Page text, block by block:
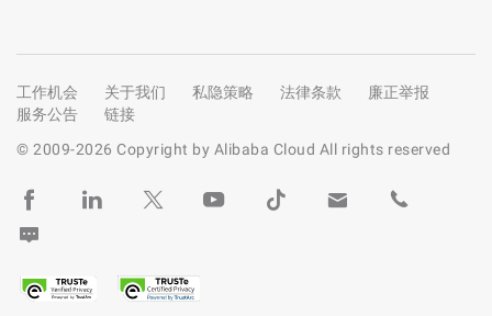
工作机会 关于我们 私隐策略 法律条款
廉正举报
服务公告
链接
© 2009-2026 Copyright by Alibaba Cloud All rights reserved